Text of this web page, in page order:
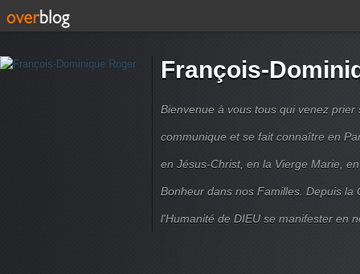
François-
Bienvenue à vous tous qui venez prier
communique et se fait connaître en
en Jésus-Christ, en la Vierge Marie,
Bonheur dans nos Familles. Depuis la
l'Humanité de DIEU se manifester en